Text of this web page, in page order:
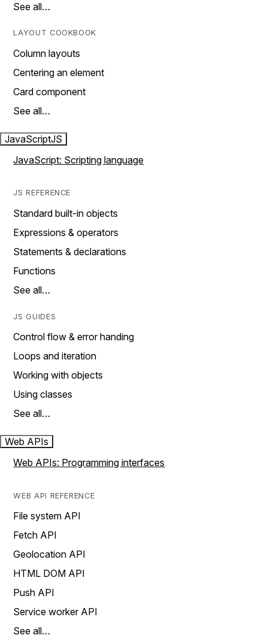
See all…
LAYOUT COOKBOOK
Column layouts
Centering an element
Card component
See all…
JavaScriptJS
JavaScript: Scripting language
JS REFERENCE
Standard built-in objects
Expressions & operators
Statements & declarations
Functions
See all…
JS GUIDES
Control flow & error handing
Loops and iteration
Working with objects
Using classes
See all…
Web APIs
Web APIs: Programming interfaces
WEB API REFERENCE
File system API
Fetch API
Geolocation API
HTML DOM API
Push API
Service worker API
See all…